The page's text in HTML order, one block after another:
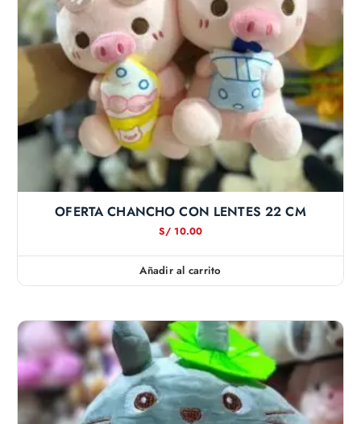
OFERTA CHANCHO CON LENTES 22 CM
S/ 10.00
Añadir al carrito